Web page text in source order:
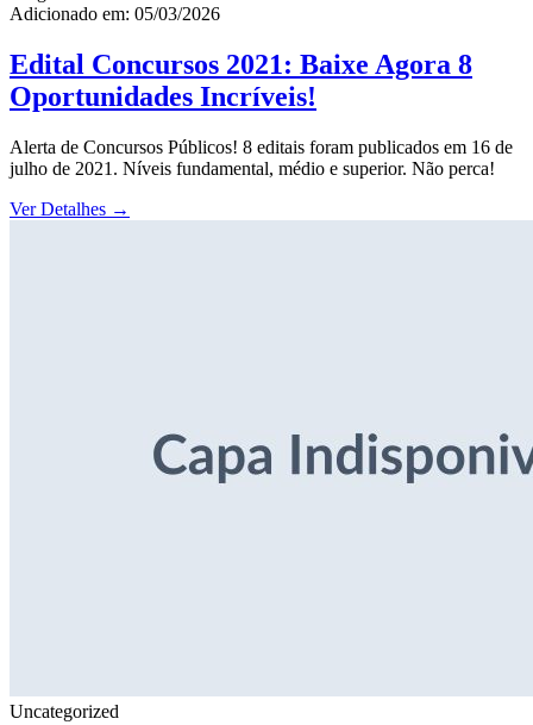
Adicionado em: 05/03/2026
Edital Concursos 2021: Baixe Agora 8
Oportunidades Incríveis!
Alerta de Concursos Públicos! 8 editais foram publicados em 16 de
julho de 2021. Níveis fundamental, médio e superior. Não perca!
Ver Detalhes →
Uncategorized